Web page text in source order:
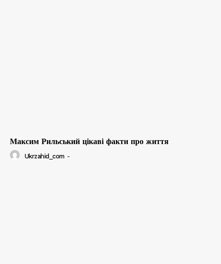
Максим Рильський цікаві факти про життя
Ukrzahid_com -